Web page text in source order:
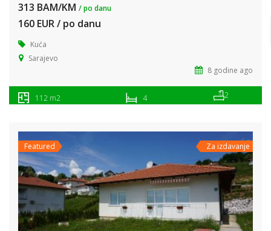
313 BAM/KM / po danu
160 EUR / po danu
Kuća
Sarajevo
8 godine ago
112 m2 4 2
Featured Za izdavanje